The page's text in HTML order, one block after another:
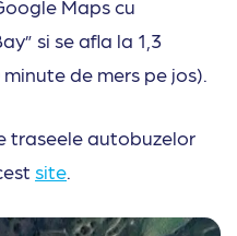
Maps cu
si se afla la 1,3
de mers pe jos).
traseele autobuzelor
site